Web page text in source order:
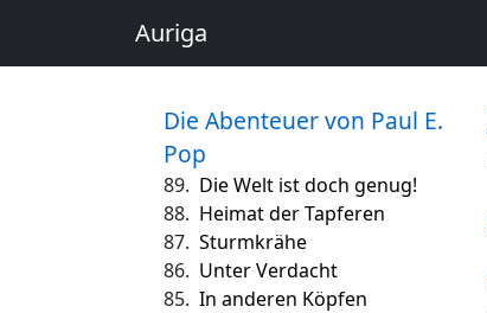
Auriga
Die Abenteuer von Paul E.
Pop
89. Die Welt ist doch genug!
88. Heimat der Tapferen
87. Sturmkrähe
86. Unter Verdacht
85. In anderen Köpfen